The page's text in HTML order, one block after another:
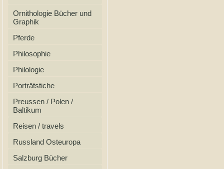
Ornithologie Bücher und
Graphik
Pferde
Philosophie
Philologie
Porträtstiche
Preussen / Polen /
Baltikum
Reisen / travels
Russland Osteuropa
Salzburg Bücher